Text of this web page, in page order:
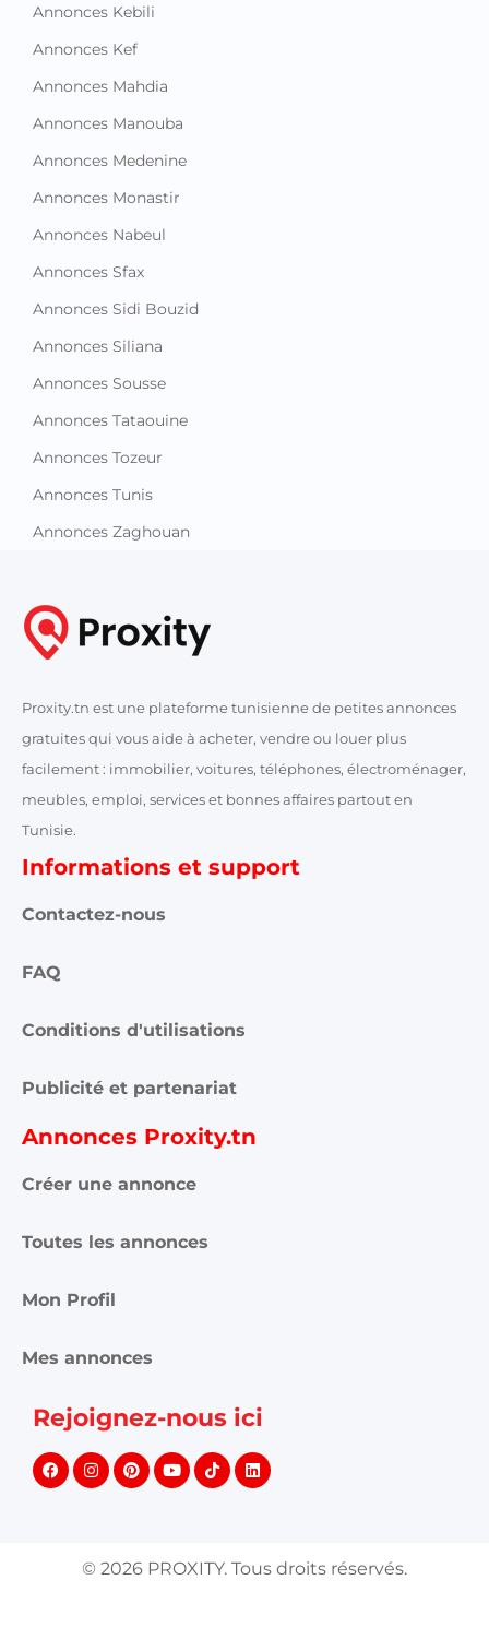
Annonces Kebili
Annonces Kef
Annonces Mahdia
Annonces Manouba
Annonces Medenine
Annonces Monastir
Annonces Nabeul
Annonces Sfax
Annonces Sidi Bouzid
Annonces Siliana
Annonces Sousse
Annonces Tataouine
Annonces Tozeur
Annonces Tunis
Annonces Zaghouan
Proxity.tn est une plateforme tunisienne de petites annonces
gratuites qui vous aide à acheter, vendre ou louer plus
facilement : immobilier, voitures, téléphones, électroménager,
meubles, emploi, services et bonnes affaires partout en
Tunisie.
Informations et support
Contactez-nous
FAQ
Conditions d'utilisations
Publicité et partenariat
Annonces Proxity.tn
Créer une annonce
Toutes les annonces
Mon Profil
Mes annonces
Rejoignez-nous ici
© 2026 PROXITY. Tous droits réservés.